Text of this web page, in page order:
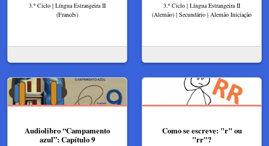
3.º Ciclo | Língua Estrangeira II
(Francês)
3.º Ciclo | Língua Estrangeira II
(Alemão) | Secundário | Alemão Iniciação
Audiolibro “Campamento
azul”: Capítulo 9
Como se escreve: "r" ou
"rr"?